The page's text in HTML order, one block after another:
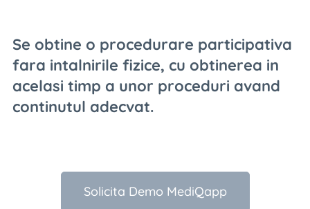
Se obtine o procedurare participativa
fara intalnirile fizice, cu obtinerea in
acelasi timp a unor proceduri avand
continutul adecvat.
Solicita Demo MediQapp